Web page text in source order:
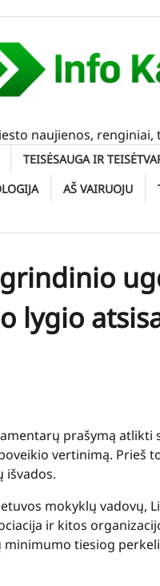
naujienos, renginiai,
TEISĖSAUGA IR
AŠ VAIRUOJU
lygio
prašymą atlikti
vertinimą. Prieš
išvados.
mokyklų vadovų,
ir kitos
tiesiog